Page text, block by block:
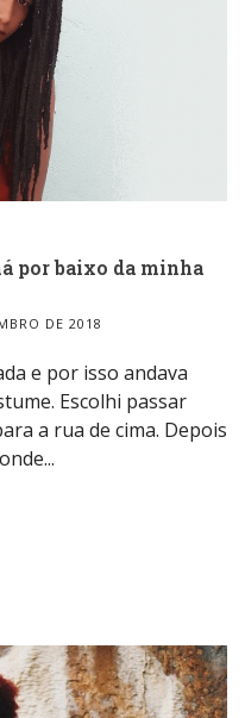
por baixo da minha
DE 2018
e por isso andava
Escolhi passar
a rua de cima. Depois